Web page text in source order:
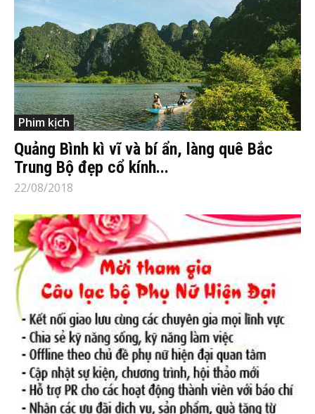
Phim kịch
Quảng Bình kì vĩ và bí ẩn, làng quê Bắc
Trung Bộ đẹp cổ kính...
22/08/2018